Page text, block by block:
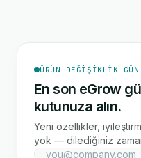
ÜRÜN DEĞIŞIKLIK
En son eGrow
kutunuza alın.
Yeni özellikler,
yok — dilediğiniz